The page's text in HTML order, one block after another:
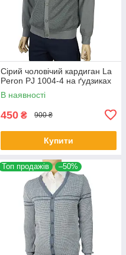
Сірий чоловічий кардиган La
Peron PJ 1004-4 на ґудзиках
В наявності
450 ₴ 900 ₴
Купити
Топ продажів –50%